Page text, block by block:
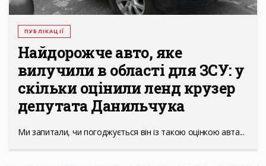
ПУБЛІКАЦІЇ
Найдорожче авто, яке
вилучили в області для ЗСУ: у
скільки оцінили ленд крузер
депутата Данильчука
Ми запитали, чи погоджується він із такою оцінкою авта...